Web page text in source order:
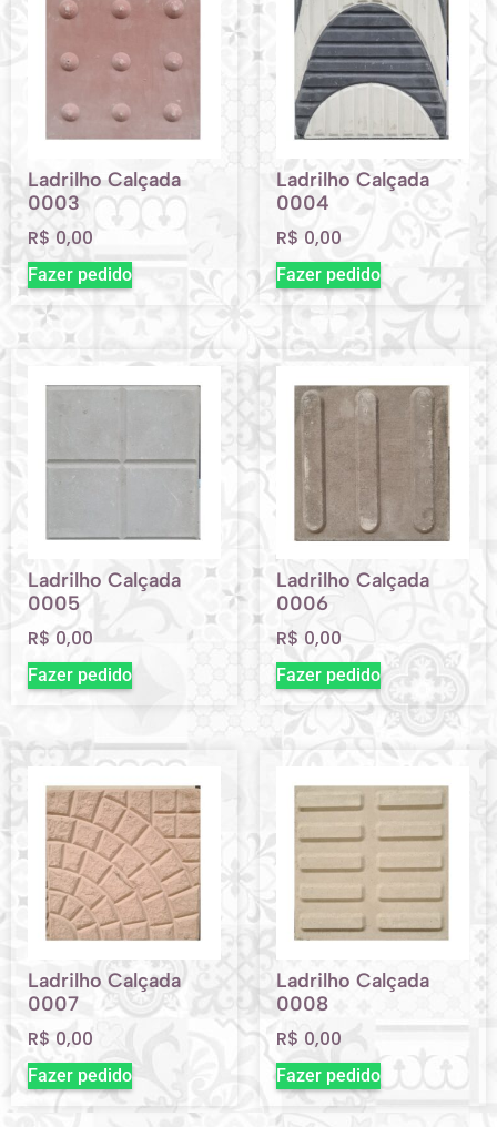
Ladrilho Calçada
0003
R$ 0,00
Fazer pedido
Ladrilho Calçada
0004
R$ 0,00
Fazer pedido
Ladrilho Calçada
0005
R$0,00
Fazer pedido
Ladrilho Calçada
0006
R$ 0,00
Fazer pedido
Ladrilho Calçada
0007
R$ 0,00
Fazer pedido
Ladrilho Calçada
0008
R$ 0,00
Fazer pedido